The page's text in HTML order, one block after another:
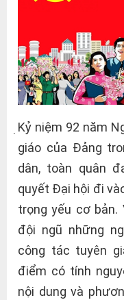
̣Kỷ niệm 92 năm
giáo của Đảng
dân, toàn quân
quyết Đại hội đi
trọng yếu cơ
đội ngũ những
công tác tuyên
điểm có tính
nội dung và